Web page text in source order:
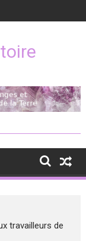
travailleurs de